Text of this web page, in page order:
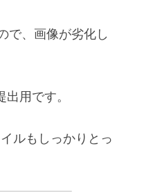
で、画像が劣化し
用です。
イルもしっかりとっ